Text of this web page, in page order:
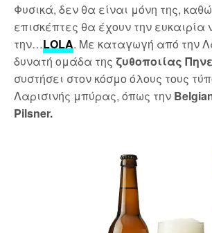
Φυσικά, δεν θα είναι μόνη της,
επισκέπτες θα έχουν την ευκαιρία
την…LOLA. Με καταγωγή από την
δυνατή ομάδα της ζυθοποιίας
συστήσει στον κόσμο όλους τους
Λαρισινής μπύρας, όπως την
Pilsner.